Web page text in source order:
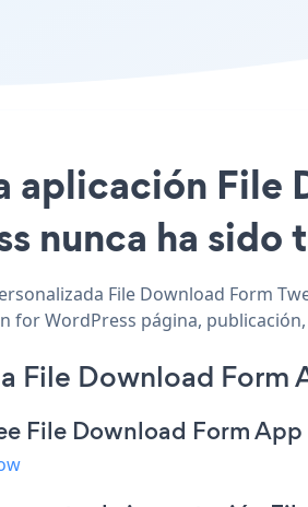
aplicación File
nunca ha sido
File Download Form
for WordPress página,
File Download
File Download Form App